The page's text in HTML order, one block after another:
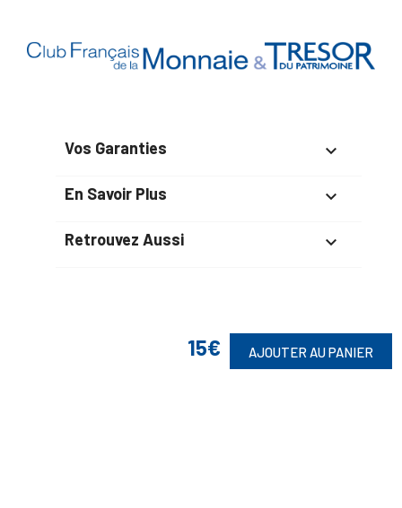
15€ AJOUTER AU PANIER
Vos Garanties 
En Savoir Plus 
Retrouvez Aussi 
Suivez-Nous